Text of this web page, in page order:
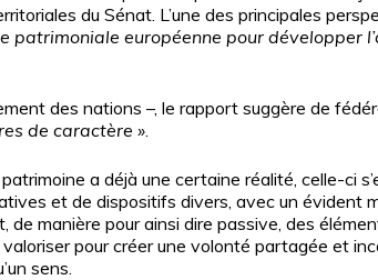
du Sénat. L’une des principales
européenne pour développer
des nations –, le rapport suggère de
de caractère ».
a déjà une certaine réalité, celle-ci
et de dispositifs divers, avec un évident
manière pour ainsi dire passive, des
pour créer une volonté partagée et
sens.